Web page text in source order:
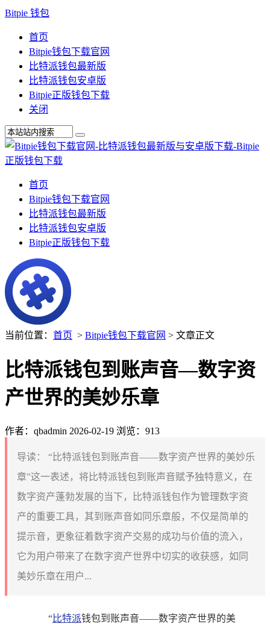
Bitpie 钱包
首页
Bitpie钱包下载官网
比特派钱包最新版
比特派钱包安卓版
Bitpie正版钱包下载
关闭
首页
Bitpie钱包下载官网
比特派钱包最新版
比特派钱包安卓版
Bitpie正版钱包下载
当前位置： 首页 > Bitpie钱包下载官网 > 文章正文
比特派钱包到账声音—数字资
产世界的美妙乐章
作者：qbadmin 2026-02-19 浏览：913
导读：
“比特派钱包到账声音——数字资产世界的美妙乐
章”这一表述，将比特派钱包到账声音赋予独特意义，在
数字资产蓬勃发展的当下，比特派钱包作为管理数字资
产的重要工具，其到账声音如同乐章般，不仅是简单的
提示音，更象征着数字资产交易的成功与价值的流入，
它为用户带来了在数字资产世界中切实的收获感，如同
美妙乐章在用户...
“比特派钱包到账声音——数字资产世界的美